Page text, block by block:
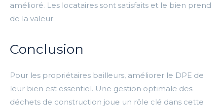
amélioré. Les locataires sont satisfaits et le bien prend
de la valeur.
Conclusion
Pour les propriétaires bailleurs, améliorer le DPE de
leur bien est essentiel. Une gestion optimale des
déchets de construction joue un rôle clé dans cette